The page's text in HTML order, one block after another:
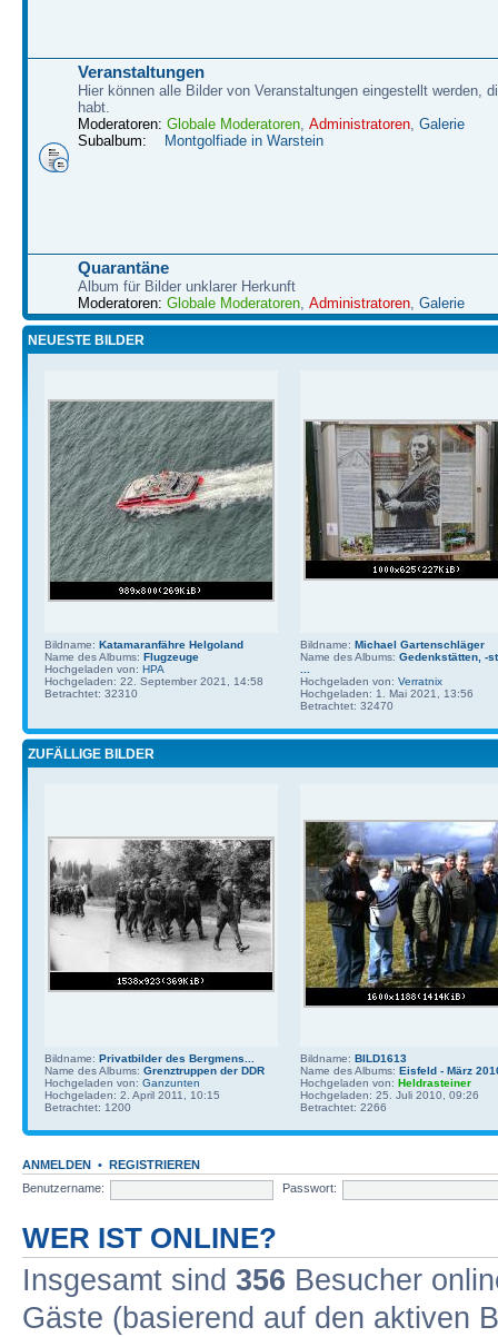
Veranstaltungen
Hier können alle Bilder von Veranstaltungen eingestellt werden,
habt.
Moderatoren: Globale Moderatoren Administratoren Galerie
Subalbum:
Montgolfiade in Warstein
Quarantäne
Album für Bilder unklarer Herkunft
Moderatoren: Globale Moderatoren Administratoren Galerie
NEUESTE BILDER
Bildname: Katamaranfähre Helgoland
Name des Albums: Flugzeuge
Hochgeladen von: HPA
Hochgeladen: 22. September 2021, 14:58
Betrachtet: 32310
Bildname: Michael Gartenschläger
Name des Albums: Gedenkstätten, -
Hochgeladen von: Verratnix
Hochgeladen: 1. Mai 2021, 13:56
Betrachtet: 32470
ZUFÄLLIGE BILDER
Bildname: Privatbilder des Bergmens...
Name des Albums: Grenztruppen der DDR
Hochgeladen von: Ganzunten
Hochgeladen: 2. April 2011, 10:15
Betrachtet: 1200
Bildname: BILD1613
Name des Albums: Eisfeld - März
Hochgeladen von: Heldrasteiner
Hochgeladen: 25. Juli 2010, 09:26
Betrachtet: 2266
ANMELDEN • REGISTRIEREN
Benutzername:
Passwort:
WER IST ONLINE?
Insgesamt sind 356 Besucher
Gäste (basierend auf den aktiven